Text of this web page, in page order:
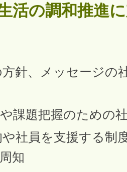
活の調和推進
針、メッセージの
課題把握のための
社員を支援する制
知